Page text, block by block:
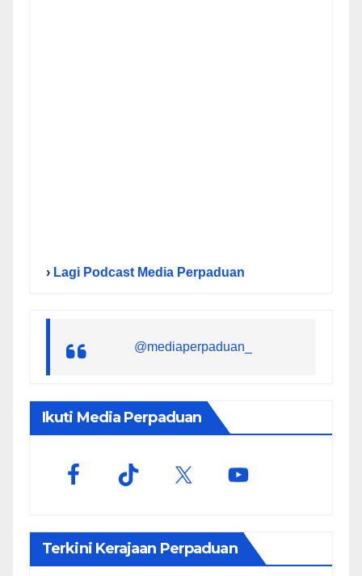
› Lagi Podcast Media Perpaduan
@mediaperpaduan_
Ikuti Media Perpaduan
Terkini Kerajaan Perpaduan